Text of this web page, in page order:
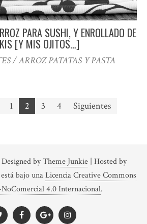
PARA SUSHI, Y ENROLLADO DE
[Y MIS OJITOS…]
/ ARROZ PATATAS Y PASTA
1 2 3 4 Siguientes
Designed byTheme Junkie| Hosted by
bajo unaLicencia Creative Commons
4.0 Internacional.